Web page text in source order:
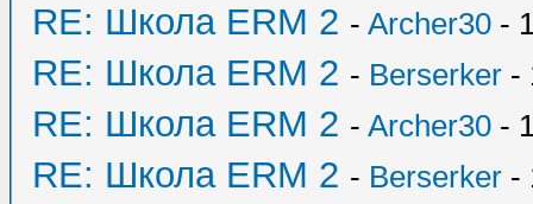
RE: Школа ERM 2 - Archer30 -
RE: Школа ERM 2 - Berserker -
RE: Школа ERM 2 - Archer30 -
RE: Школа ERM 2 - Berserker -